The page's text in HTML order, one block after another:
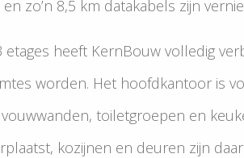
zo’n 8,5 km datakabels zijn
heeft KernBouw volledig
worden. Het hoofdkantoor is
toiletgroepen en
kozijnen en deuren zijn